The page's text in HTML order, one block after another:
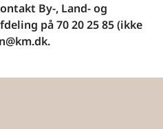
By-, Land- og
på 70 20 25 85 (ikke